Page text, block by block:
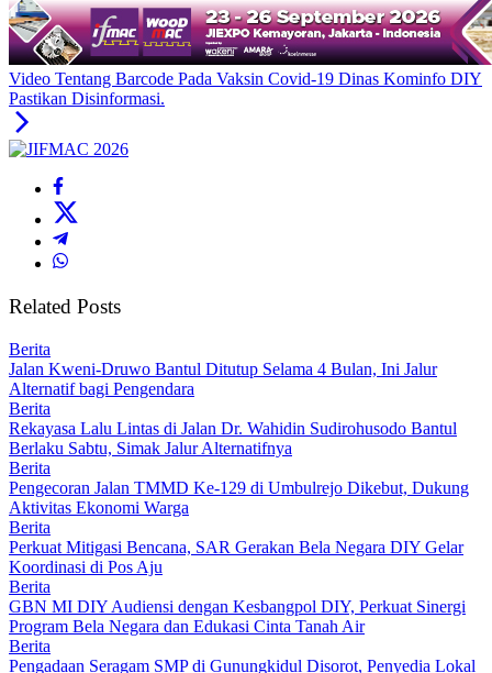
Video Tentang Barcode Pada Vaksin Covid-19 Dinas Kominfo DIY
Pastikan Disinformasi.
Related Posts
Berita
Jalan Kweni-Druwo Bantul Ditutup Selama 4 Bulan, Ini Jalur
Alternatif bagi Pengendara
Berita
Rekayasa Lalu Lintas di Jalan Dr. Wahidin Sudirohusodo Bantul
Berlaku Sabtu, Simak Jalur Alternatifnya
Berita
Pengecoran Jalan TMMD Ke-129 di Umbulrejo Dikebut, Dukung
Aktivitas Ekonomi Warga
Berita
Perkuat Mitigasi Bencana, SAR Gerakan Bela Negara DIY Gelar
Koordinasi di Pos Aju
Berita
GBN MI DIY Audiensi dengan Kesbangpol DIY, Perkuat Sinergi
Program Bela Negara dan Edukasi Cinta Tanah Air
Berita
Pengadaan Seragam SMP di Gunungkidul Disorot, Penyedia Lokal